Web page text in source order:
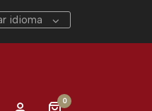
idioma
0